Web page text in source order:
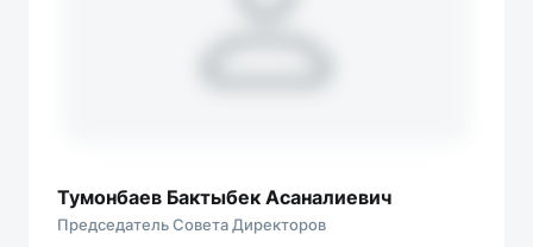
Тумонбаев Бактыбек Асаналиевич
Председатель Совета Директоров